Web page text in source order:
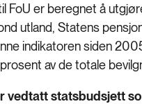
FoU er beregnet å
utland, Statens
indikatoren siden
av de totale
vedtatt statsbudsjett